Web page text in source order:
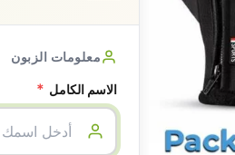
معلومات الزبون
الاسم الكامل *